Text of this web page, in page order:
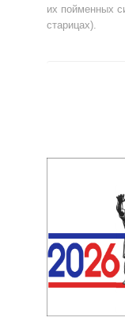
их пойменных
старицах).